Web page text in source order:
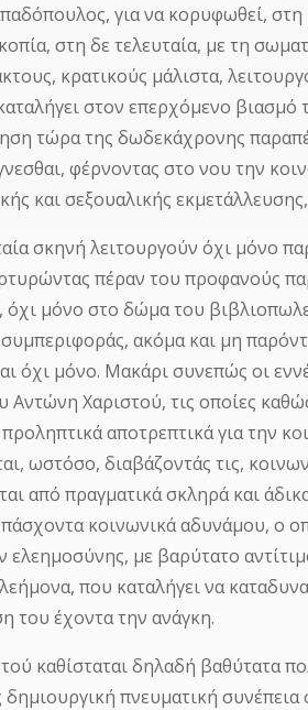
για να κορυφωθεί,
στη δε τελευταία, με τη
κρατικούς μάλιστα,
στον επερχόμενο βιασμό
τώρα της δωδεκάχρονης
φέρνοντας στο νου την
και σεξουαλικής
σκηνή λειτουργούν όχι μόνο
πέραν του προφανούς
όχι μόνο στο δώμα του
ακόμα και μη
όχι μόνο. Μακάρι συνεπώς οι
Αντώνη Χαριστού, τις οποίες
αποτρεπτικά για την
ωστόσο, διαβάζοντάς τις,
από πραγματικά σκληρά και
κοινωνικά αδυνάμου, ο
ελεημοσύνης, με βαρύτατο
που καταλήγει να
του έχοντα την ανάγκη.
καθίσταται δηλαδή βαθύτατα
πνευματική